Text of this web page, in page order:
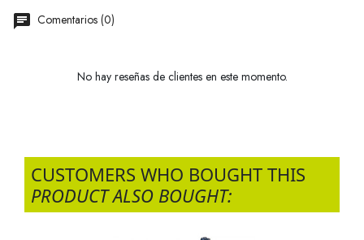
Comentarios (0)
No hay reseñas de clientes en este momento.
CUSTOMERS WHO BOUGHT THIS
PRODUCT ALSO BOUGHT: